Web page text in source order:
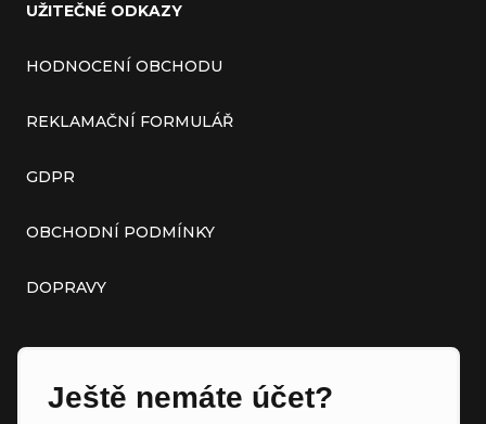
UŽITEČNÉ ODKAZY
HODNOCENÍ OBCHODU
REKLAMAČNÍ FORMULÁŘ
GDPR
OBCHODNÍ PODMÍNKY
DOPRAVY
Ještě nemáte účet?